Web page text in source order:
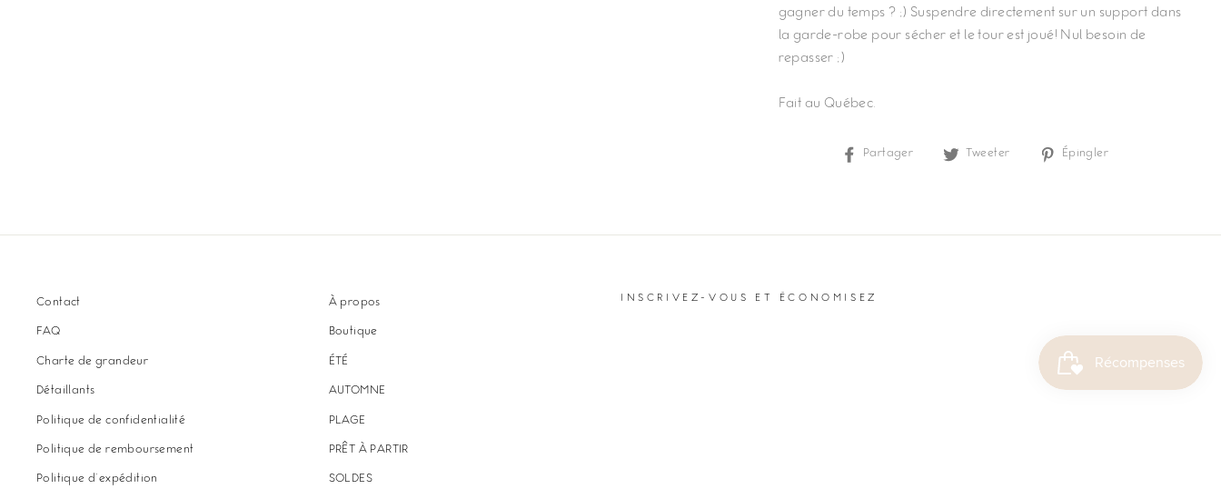
gagner du temps ? ;) Suspendre directement sur un support dans
la garde-robe pour sécher et le tour est joué! Nul besoin de
repasser ;)
Fait au Québec.
Partager
PartagerTweeter
TweeterÉpingler
Contact
FAQ
Charte de grandeur
Détaillants
Politique de confidentialité
Politique de remboursement
Politique d'expédition
À propos
Boutique
ÉTÉ
AUTOMNE
PLAGE
PRÊT À PARTIR
SOLDES
INSCRIVEZ-VOUS ET ÉCONOMISEZ